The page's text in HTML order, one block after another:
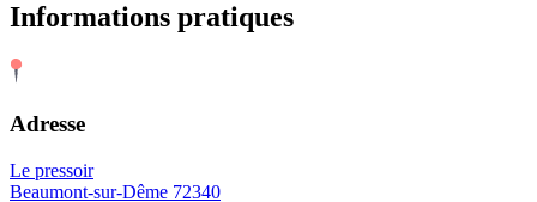
Informations pratiques
Adresse
Le pressoir
Beaumont-sur-Dême 72340